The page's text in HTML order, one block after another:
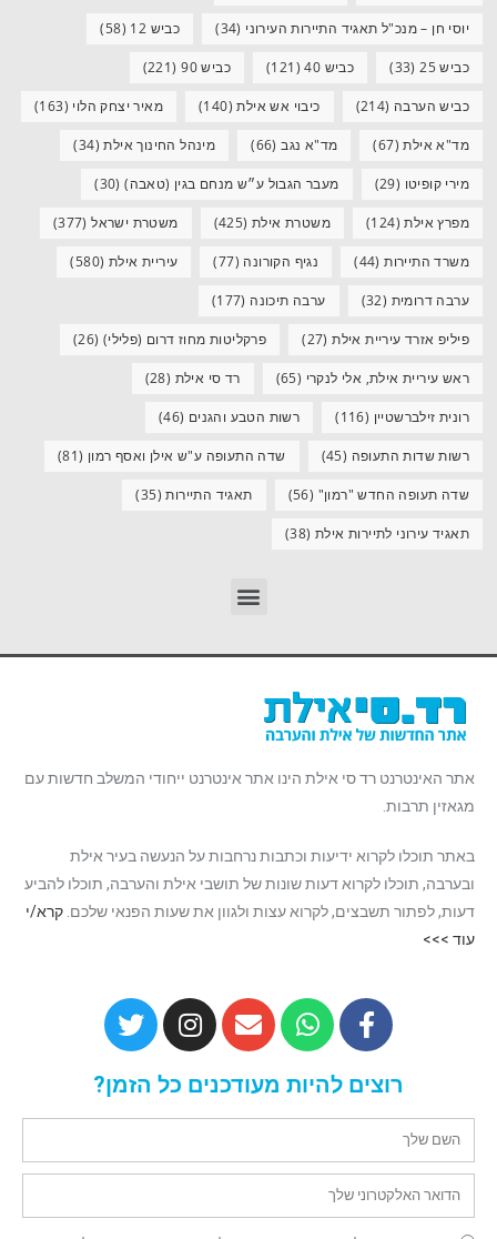
יוסי חן – מנכ"ל תאגיד התיירות העירוני (34) כביש 12 (58)
כביש 25 (33) כביש 40 (121) כביש 90 (221)
כביש הערבה (214) כיבוי אש אילת(140) מאיר יצחק הלוי (163)
מד"א אילת(67) מד"א נגב(66) מינהל החינוך אילת(34)
מירי קופיטו (29) מעבר הגבול ע״ש מנחם בגין (טאבה)(30)
מפרץ אילת(124) משטרת אילת (425) משטרת ישראל(377)
משרד התיירות(44) נגיף הקורונה (77) עיריית אילת (580)
ערבה דרומית (32) ערבה תיכונה (177)
פיליפ אזרד עיריית אילת(27) פרקליטות מחוז דרום (פלילי) (26)
ראש עיריית אילת, אלי לנקרי (65) רד סי אילת (28)
רונית זילברשטיין (116) רשות הטבע והגנים (46)
רשות שדות התעופה (45) שדה התעופה ע"ש אילן ואסף רמון (81)
שדה תעופה החדש "רמון" (56) תאגיד התיירות(35)
תאגיד עירוני לתיירות אילת (38)
אתר האינטרנט רד סי אילת הינו אתר אינטרנט ייחודי המשלב חדשות עם
מגאזין תרבות.
באתר תוכלו לקרוא ידיעות וכתבות נרחבות על הנעשה בעיר אילת
ובערבה, תוכלו לקרוא דעות שונות של תושבי אילת והערבה, תוכלו להביע
דעות, לפתור תשבצים, לקרוא עצות ולגוון את שעות הפנאי שלכם. קרא/י
עוד >>>
רוצים להיות מעודכנים כל הזמן?